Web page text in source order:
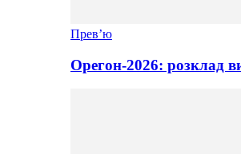
Прев’ю
Орегон-2026: розклад